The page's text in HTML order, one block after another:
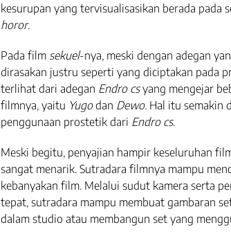
kesurupan yang tervisualisasikan berada pada
horor.
Pada film sekuel-nya, meski dengan adegan
dirasakan justru seperti yang diciptakan pada
terlihat dari adegan Endro csyang mengejar
filmnya, yaitu Yugodan Dewo. Hal itu semakin
penggunaan prostetik dari Endro cs.
Meski begitu, penyajian hampir keseluruhan
sangat menarik. Sutradara filmnya mampu
kebanyakan film. Melalui sudut kamera serta
tepat, sutradara mampu membuat gambaran
dalam studio atau membangun set yang